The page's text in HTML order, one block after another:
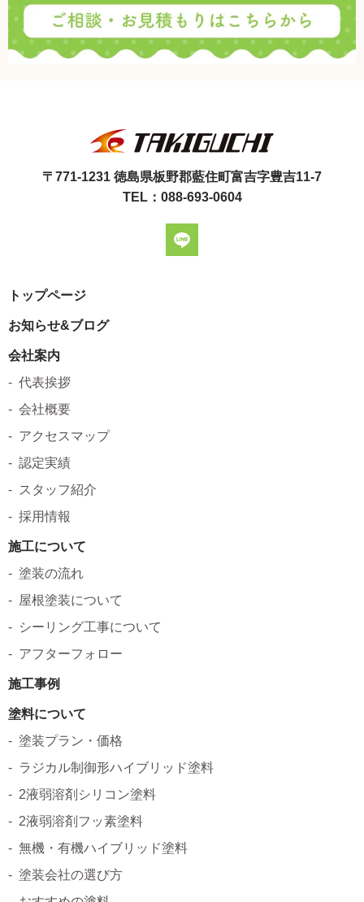
〒771-1231 徳島県板野郡藍住町富吉字豊吉11-7
TEL：088-693-0604
トップページ
お知らせ&ブログ
会社案内
代表挨拶
会社概要
アクセスマップ
認定実績
スタッフ紹介
採用情報
施工について
塗装の流れ
屋根塗装について
シーリング工事について
アフターフォロー
施工事例
塗料について
塗装プラン・価格
ラジカル制御形ハイブリッド塗料
2液弱溶剤シリコン塗料
2液弱溶剤フッ素塗料
無機・有機ハイブリッド塗料
塗装会社の選び方